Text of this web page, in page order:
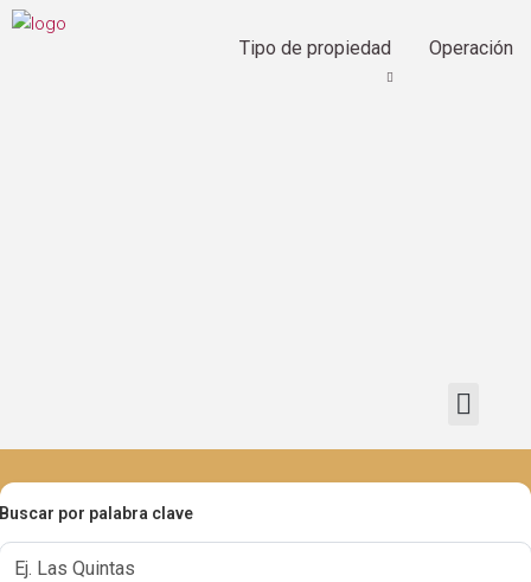
Tipo de propiedad Operación
Buscar por palabra clave